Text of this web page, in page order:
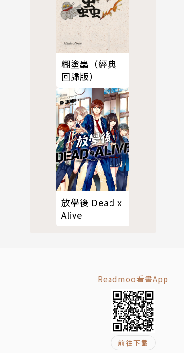
糊塗蟲（經典
回歸版）
放學後 Dead x
Alive
Readmoo看書App
前往下載